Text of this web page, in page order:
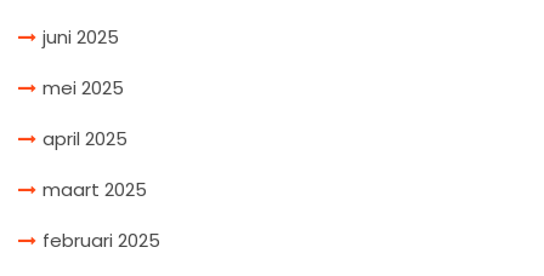
juni 2025
mei 2025
april 2025
maart 2025
februari 2025